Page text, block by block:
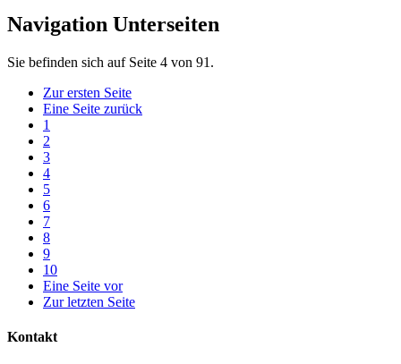
Navigation Unterseiten
Sie befinden sich auf Seite 4 von 91.
Zur ersten Seite
Eine Seite zurück
1
2
3
4
5
6
7
8
9
10
Eine Seite vor
Zur letzten Seite
Kontakt